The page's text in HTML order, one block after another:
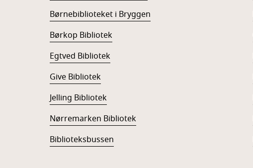
Børnebiblioteket i Bryggen
Børkop Bibliotek
Egtved Bibliotek
Give Bibliotek
Jelling Bibliotek
Nørremarken Bibliotek
Biblioteksbussen